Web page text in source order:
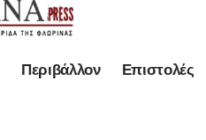
Περιβάλλον Επιστολές